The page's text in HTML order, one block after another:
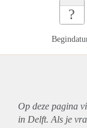
?
Op deze pagina
in Delft. Als je